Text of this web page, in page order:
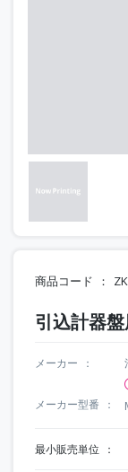
商品コード
引込計器
メーカー
メーカー型番
最小販売単位